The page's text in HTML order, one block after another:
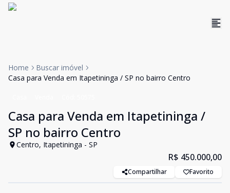
Home
Buscar imóvel
Casa para Venda em Itapetininga / SP no bairro Centro
Casa para Venda em Itapetininga /
SP no bairro Centro
Centro, Itapetininga - SP
R$ 450.000,00
Compartilhar Favorito